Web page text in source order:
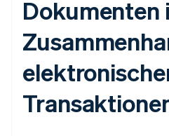
Dokumenten